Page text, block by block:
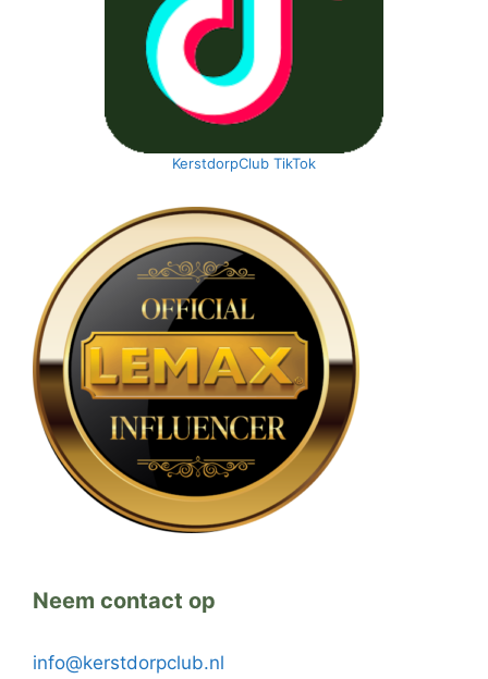
KerstdorpClub TikTok
Neem contact op
info@kerstdorpclub.nl